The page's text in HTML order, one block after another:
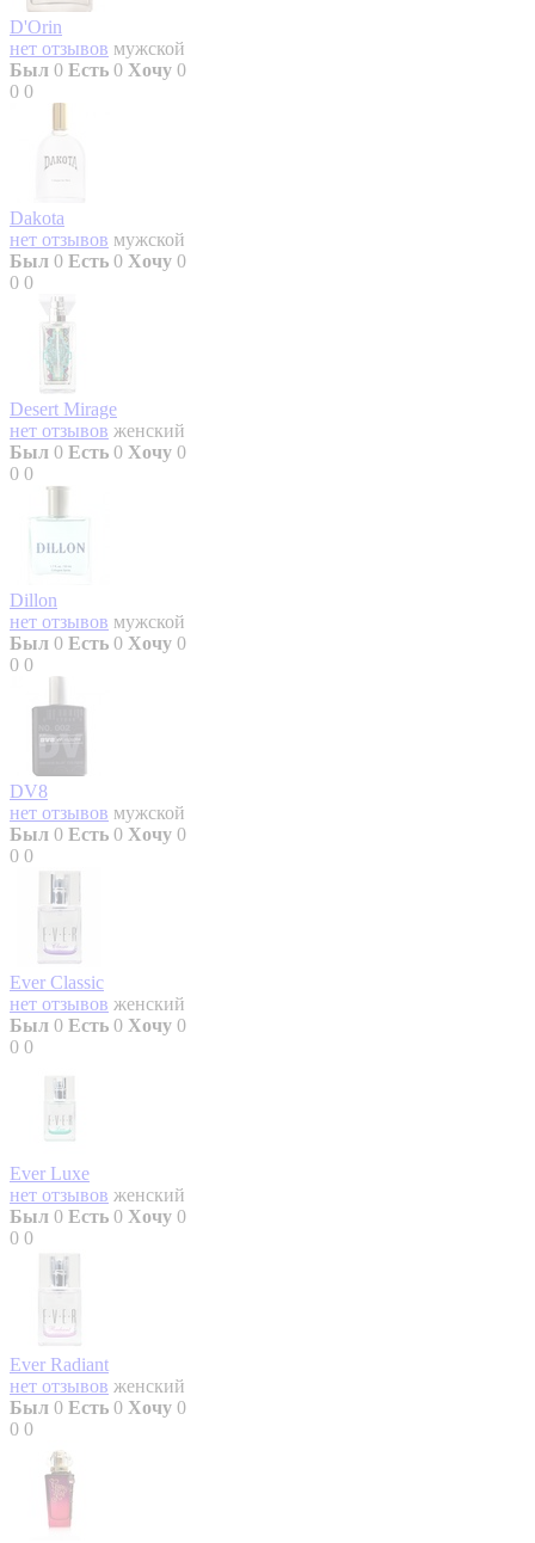
D'Orin
нет отзывов мужской
Был 0 Есть 0 Хочу 0
0 0
Dakota
нет отзывов мужской
Был 0 Есть 0 Хочу 0
0 0
Desert Mirage
нет отзывов женский
Был 0 Есть 0 Хочу 0
0 0
Dillon
нет отзывов мужской
Был 0 Есть 0 Хочу 0
0 0
DV8
нет отзывов мужской
Был 0 Есть 0 Хочу 0
0 0
Ever Classic
нет отзывов женский
Был 0 Есть 0 Хочу 0
0 0
Ever Luxe
нет отзывов женский
Был 0 Есть 0 Хочу 0
0 0
Ever Radiant
нет отзывов женский
Был 0 Есть 0 Хочу 0
0 0